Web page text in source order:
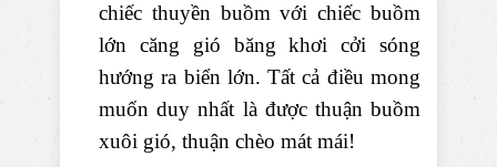
chiếc thuyền buồm với chiếc buồm
lớn căng gió băng khơi cởi sóng
hướng ra biển lớn. Tất cả điều mong
muốn duy nhất là được thuận buồm
xuôi gió, thuận chèo mát mái!